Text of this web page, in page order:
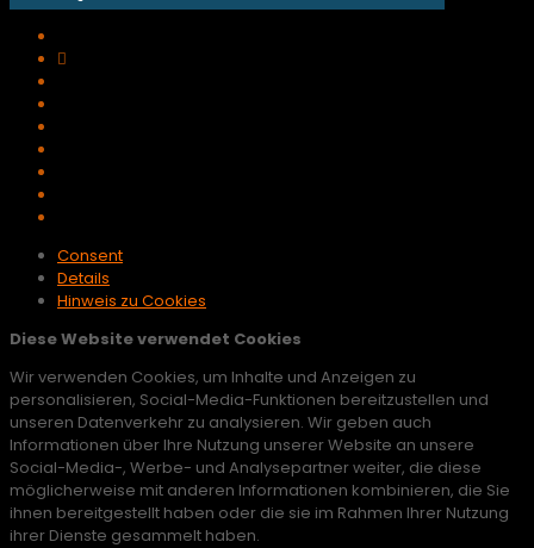
Consent
Details
Hinweis zu Cookies
Diese Website verwendet Cookies
Wir verwenden Cookies, um Inhalte und Anzeigen zu
personalisieren, Social-Media-Funktionen bereitzustellen und
unseren Datenverkehr zu analysieren. Wir geben auch
Informationen über Ihre Nutzung unserer Website an unsere
Social-Media-, Werbe- und Analysepartner weiter, die diese
möglicherweise mit anderen Informationen kombinieren, die Sie
ihnen bereitgestellt haben oder die sie im Rahmen Ihrer Nutzung
ihrer Dienste gesammelt haben.